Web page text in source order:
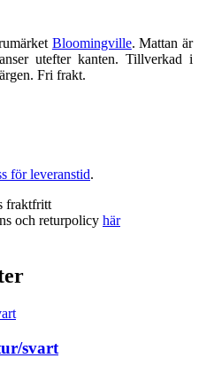
Bloomingville. Mattan är
utefter kanten. Tillverkad i
Fri frakt.
för leveranstid.
fraktfritt
och returpolicy här
svart